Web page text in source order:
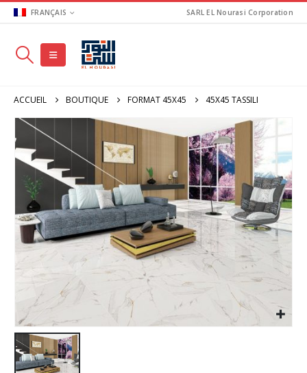
FRANÇAIS SARL EL Nourasi Corporation
ACCUEIL BOUTIQUE FORMAT 45X45 45X45 TASSILI